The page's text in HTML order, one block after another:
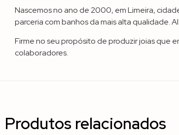
Nascemos no ano de 2000, em Limeira,
parceria com banhos da mais alta qualidade.
Firme no seu propósito de produzir joias que
colaboradores.
Produtos relacionados